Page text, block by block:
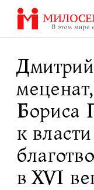
Перейти
содержанию
Бориса
к
в XVI